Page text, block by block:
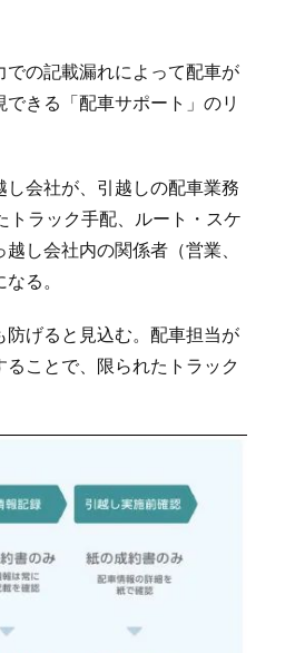
の記載漏れによって配車が
きる「配車サポート」のリ
し会社が、引越しの配車業務
トラック手配、ルート・スケ
し会社内の関係者（営業、
る。
げると見込む。配車担当が
ことで、限られたトラック